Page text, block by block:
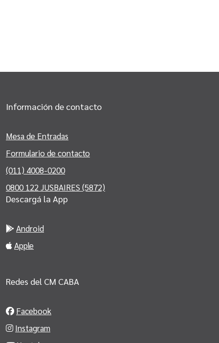
Información de contacto
Mesa de Entradas
Formulario de contacto
(011) 4008-0200
0800 122 JUSBAIRES (5872)
Descargá la App
Android
Apple
Redes del CM CABA
Facebook
Instagram